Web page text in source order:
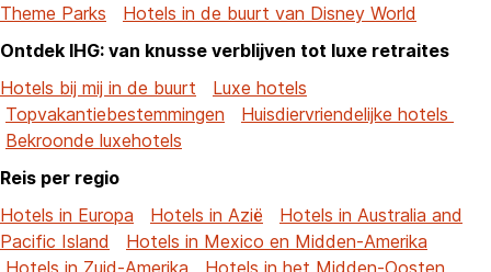
Theme Parks
Hotels in de buurt van Disney World
Ontdek IHG: van knusse verblijven tot luxe retraites
Hotels bij mij in de buurt
Luxe hotels
Topvakantiebestemmingen
Huisdiervriendelijke hotels
Bekroonde luxehotels
Reis per regio
Hotels in Europa
Hotels in Azië
Hotels in Australia and
Pacific Island
Hotels in Mexico en Midden-Amerika
Hotels in Zuid-Amerika
Hotels in het Midden-Oosten